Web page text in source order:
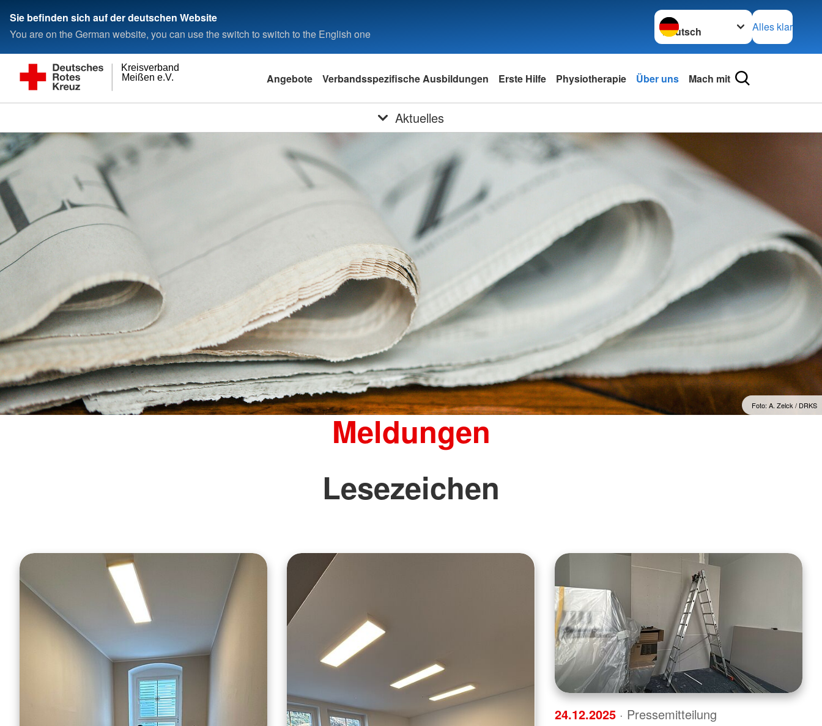
Sie befinden sich auf der deutschen Website
You are on the German website, you can use the switch to switch to the English one
Sprache wechseln zu
Alles klar
Meißen e.V.
Kreisverband
Angebote Verbandsspezifische Ausbildungen Erste Hilfe Physiotherapie Über uns Mach mit
Aktuelles
Foto: A. Zelck / DRKS
Meldungen
Lesezeichen
24.12.2025 · Pressemitteilung